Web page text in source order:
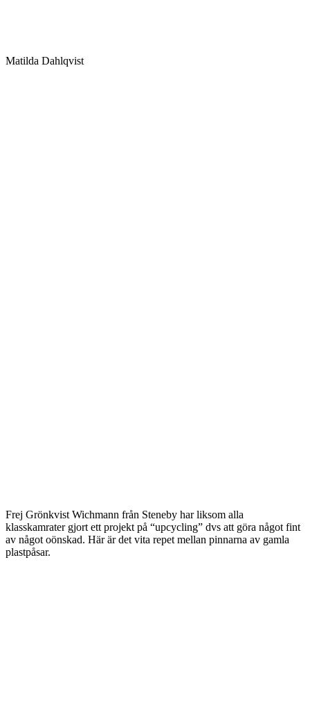
Matilda Dahlqvist
Frej Grönkvist Wichmann från Steneby har liksom alla
klasskamrater gjort ett projekt på “upcycling” dvs att göra något fint
av något oönskad. Här är det vita repet mellan pinnarna av gamla
plastpåsar.